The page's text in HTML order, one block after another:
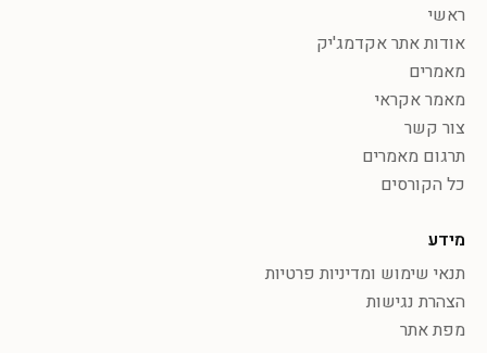
ראשי
אודות אתר אקדמג'יק
מאמרים
מאמר אקראי
צור קשר
תרגום מאמרים
כל הקורסים
מידע
תנאי שימוש ומדיניות פרטיות
הצהרת נגישות
מפת אתר